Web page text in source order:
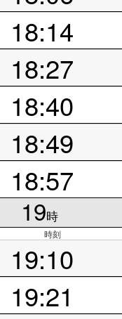
18:14
18:27
18:40
18:49
18:57
19時
時刻
19:10
19:21